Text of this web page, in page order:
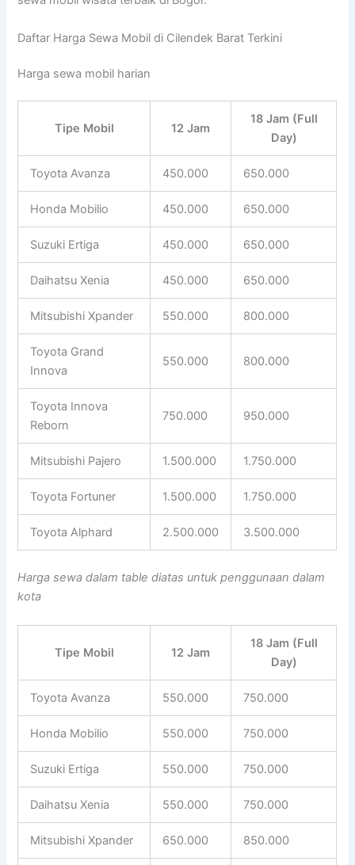
Daftar Harga Sewa Mobil di Cilendek Barat Terkini
Harga sewa mobil harian
Tipe Mobil 12 Jam
18 Jam (Full
Day)
Toyota Avanza 450.000 650.000
Honda Mobilio 450.000 650.000
Suzuki Ertiga 450.000 650.000
Daihatsu Xenia 450.000 650.000
Mitsubishi Xpander 550.000 800.000
Toyota Grand
Innova
550.000 800.000
Toyota Innova
Reborn
750.000 950.000
Mitsubishi Pajero 1.500.000 1.750.000
Toyota Fortuner 1.500.000 1.750.000
Toyota Alphard 2.500.000 3.500.000
Harga sewa dalam table diatas untuk penggunaan dalam
kota
Tipe Mobil 12 Jam
18 Jam (Full
Day)
Toyota Avanza 550.000 750.000
Honda Mobilio 550.000 750.000
Suzuki Ertiga 550.000 750.000
Daihatsu Xenia 550.000 750.000
Mitsubishi Xpander 650.000 850.000